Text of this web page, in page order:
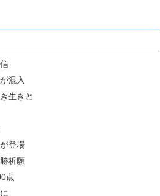
混入
生きと
登場
祈願
点